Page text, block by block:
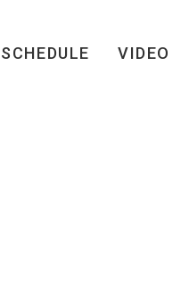
SCHEDULE VIDEO